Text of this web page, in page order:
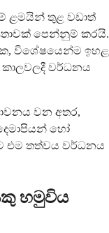
ළමයින් තුළ වඩාත්
පෙන්නුම් කරයි.
විශේෂයෙන්ම ඉහළ
වර්ධනය
වන අතර,
හෝ
එම තත්වය වර්ධනය
හමුවිය